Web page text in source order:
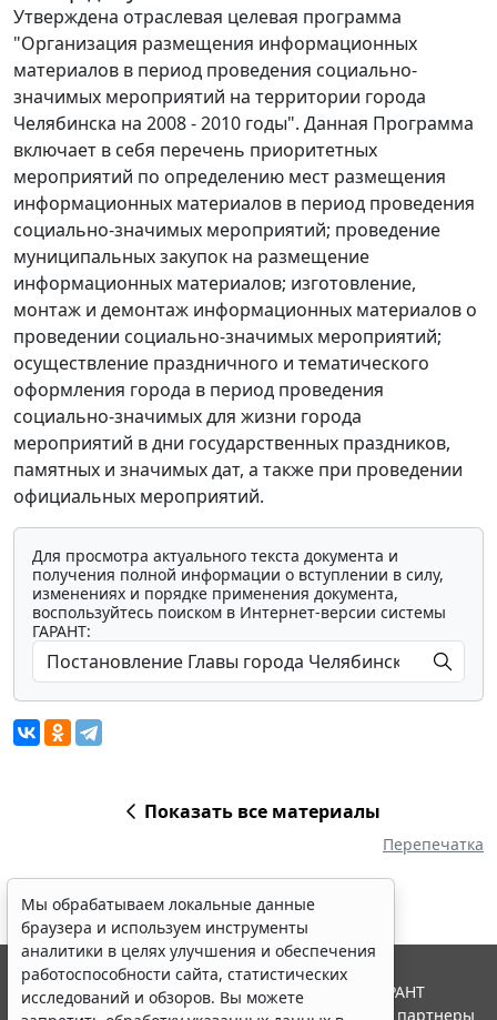
Утверждена отраслевая целевая программа
"Организация размещения информационных
материалов в период проведения социально-
значимых мероприятий на территории города
Челябинска на 2008 - 2010 годы". Данная Программа
включает в себя перечень приоритетных
мероприятий по определению мест размещения
информационных материалов в период проведения
социально-значимых мероприятий; проведение
муниципальных закупок на размещение
информационных материалов; изготовление,
монтаж и демонтаж информационных материалов о
проведении социально-значимых мероприятий;
осуществление праздничного и тематического
оформления города в период проведения
социально-значимых для жизни города
мероприятий в дни государственных праздников,
памятных и значимых дат, а также при проведении
официальных мероприятий.
Для просмотра актуального текста документа и
получения полной информации о вступлении в силу,
изменениях и порядке применения документа,
воспользуйтесь поиском в Интернет-версии системы
ГАРАНТ:
Показать все материалы
Перепечатка
Мы обрабатываем локальные данные
браузера и используем инструменты
аналитики в целях улучшения и обеспечения
работоспособности сайта, статистических
исследований и обзоров. Вы можете
© ООО "НПП "ГАРАНТ-СЕРВИС", 2026. Система ГАРАНТ
выпускается с 1990 года. Компания "Гарант" и ее партнеры